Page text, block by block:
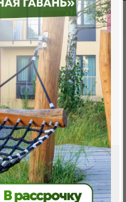
«Минск Мир»
35
566 м